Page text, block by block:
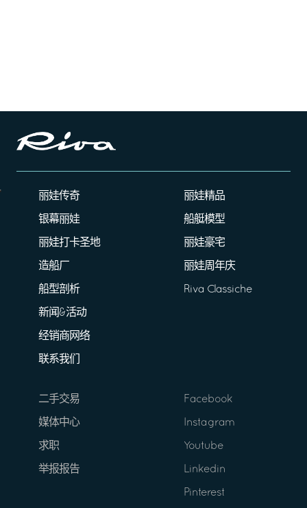
丽娃传奇
银幕丽娃
丽娃打卡圣地
造船厂
船型剖析
新闻&活动
经销商网络
联系我们
丽娃精品
船艇模型
丽娃豪宅
丽娃周年庆
Riva Classiche
二手交易
媒体中心
求职
举报报告
Facebook
Instagram
Youtube
Linkedin
Pinterest